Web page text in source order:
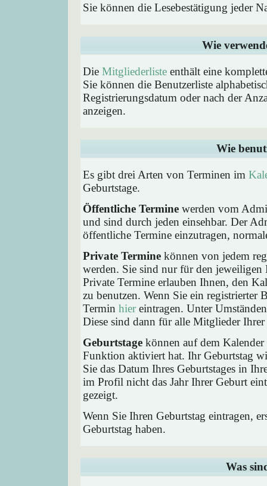
Sie können die Lesebestätigung jeder
Wie
Die Mitgliederliste enthält eine
Sie können die Benutzerliste
Registrierungsdatum oder nach der
anzeigen.
Wie
Es gibt drei Arten von Terminen im
Geburtstage.
Öffentliche Termine werden vom
und sind durch jeden einsehbar. Der
öffentliche Termine einzutragen,
Private Termine können von jedem
werden. Sie sind nur für den jeweiligen
Private Termine erlauben Ihnen, den
zu benutzen. Wenn Sie ein registrierter
Termin hiereintragen. Unter
Diese sind dann für alle Mitglieder
Geburtstage können auf dem
Funktion aktiviert hat. Ihr Geburtstag
Sie das Datum Ihres Geburtstages in
im Profil nicht das Jahr Ihrer Geburt
gezeigt.
Wenn Sie Ihren Geburtstag eintragen,
Geburtstag haben.
Was